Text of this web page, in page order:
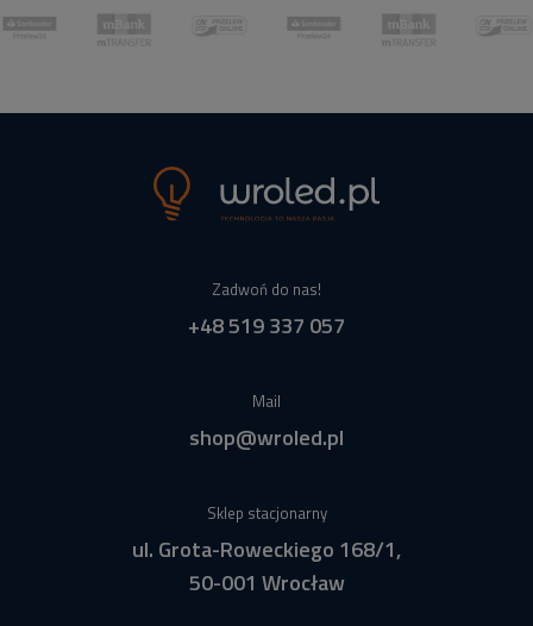
Zadwoń do nas!
+48 519 337 057
Mail
shop@wroled.pl
Sklep stacjonarny
ul. Grota-Roweckiego 168/1,
50-001 Wrocław